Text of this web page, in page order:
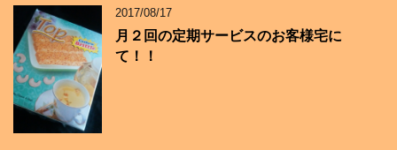
2017/08/17
月２回の定期サービスのお客様宅に
て！！